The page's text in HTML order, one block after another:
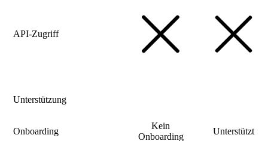
API-Zugriff
Unterstützung
Onboarding
Kein
Onboarding
Unterstützt